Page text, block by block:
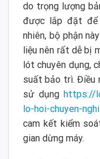
do trọng lượng
được lắp đặt
nhiên, bộ phận
liệu nên rất dễ bị
lót chuyên dụng,
suất bảo trì. Điều
sử dụng https://
lo-hoi-chuyen-
cam kết kiểm
gian dừng máy.